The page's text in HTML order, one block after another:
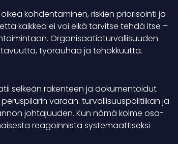
kohdentaminen, riskien priorisointi ja
kaikkea ei voi eikä tarvitse tehdä itse –
Organisaatioturvallisuuden
työrauhaa ja tehokkuutta.
selkeän rakenteen ja dokumentoidut
varaan: turvallisuuspolitiikan ja
johtajuuden. Kun nämä kolme osa-
reagoinnista systemaattiseksi